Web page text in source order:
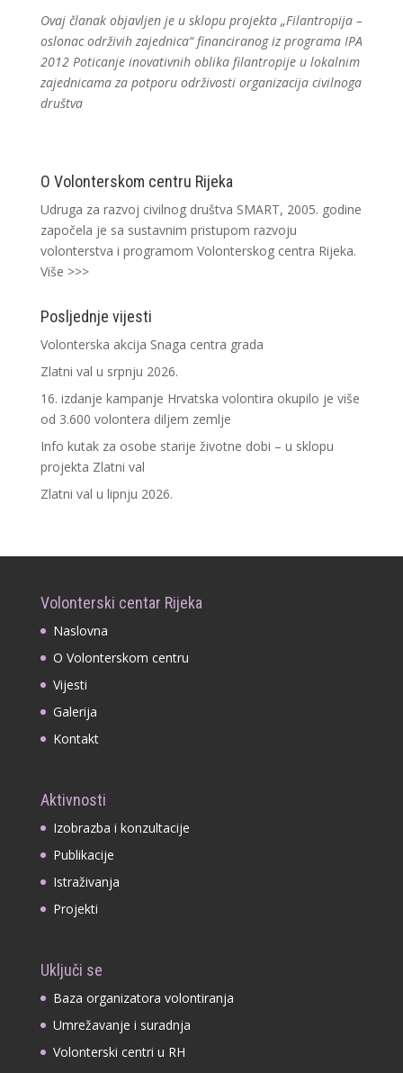
Ovaj članak objavljen je u sklopu projekta „Filantropija –
oslonac održivih zajednica“ financiranog iz programa IPA
2012 Poticanje inovativnih oblika filantropije u lokalnim
zajednicama za potporu održivosti organizacija civilnoga
društva
O Volonterskom centru Rijeka
Udruga za razvoj civilnog društva SMART, 2005. godine
započela je sa sustavnim pristupom razvoju
volonterstva i programom Volonterskog centra Rijeka.
Više >>>
Posljednje vijesti
Volonterska akcija Snaga centra grada
Zlatni val u srpnju 2026.
16. izdanje kampanje Hrvatska volontira okupilo je više
od 3.600 volontera diljem zemlje
Info kutak za osobe starije životne dobi – u sklopu
projekta Zlatni val
Zlatni val u lipnju 2026.
Volonterski centar Rijeka
Naslovna
O Volonterskom centru
Vijesti
Galerija
Kontakt
Aktivnosti
Izobrazba i konzultacije
Publikacije
Istraživanja
Projekti
Uključi se
Baza organizatora volontiranja
Umrežavanje i suradnja
Volonterski centri u RH